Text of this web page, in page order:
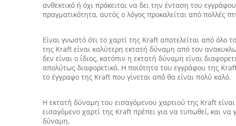
ανθεκτικό ή όχι πρόκειται να δει την ένταση του
πραγματικότητα, αυτός ο λόγος προκαλείται από πολλές
Είναι γνωστό ότι το χαρτί της Kraft αποτελείται από όλο
της Kraft είναι καλύτερη εκτατή δύναμη από τον
δεν είναι ο ίδιος, κατόπιν η εκτατή δύναμη είναι
απολύτως διαφορετικό. Η ποιότητα του εγγράφου της
το έγγραφο της Kraft που γίνεται από θα είναι πολύ καλό.
Η εκτατή δύναμη του εισαγόμενου χαρτιού της Kraft
εισαγόμενο χαρτί της Kraft πρέπει για να τυπωθεί, και να
δύναμη.